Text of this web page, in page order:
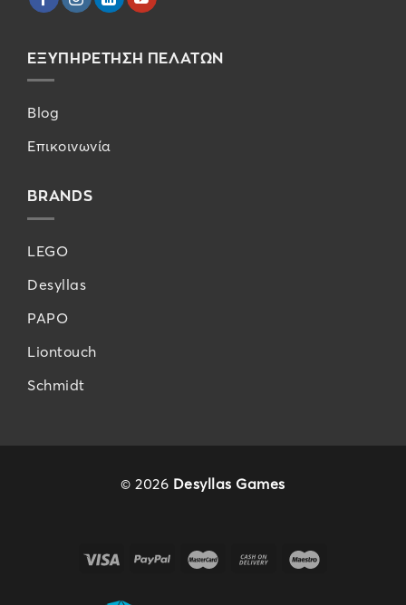
ΕΞΥΠΗΡΕΤΗΣΗ ΠΕΛΑΤΩΝ
Blog
Επικοινωνία
BRANDS
LEGO
Desyllas
PAPO
Liontouch
Schmidt
© 2026 Desyllas Games